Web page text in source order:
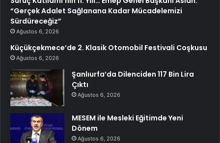
“Gerçek Adalet Sağlanana Kadar Mücadelemizi
Sürdüreceğiz”
Ağustos 6, 2026
Küçükçekmece’de 2. Klasik Otomobil Festivali Coşkusu
Ağustos 6, 2026
Şanlıurfa’da Dilenciden 117 Bin Lira
Çıktı
Ağustos 6, 2026
MESEM ile Mesleki Eğitimde Yeni
Dönem
Ağustos 6, 2026